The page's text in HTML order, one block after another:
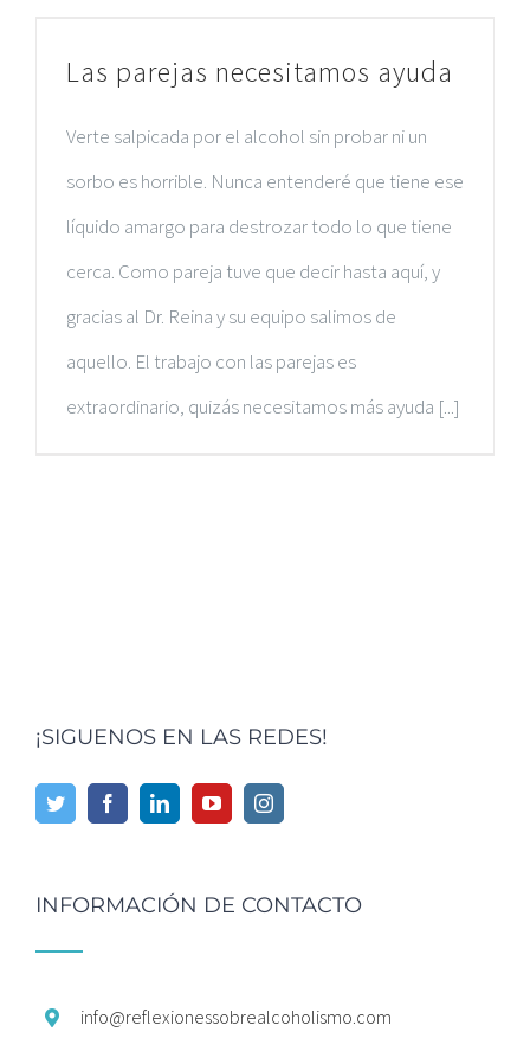
Las parejas necesitamos ayuda
Verte salpicada por el alcohol sin probar ni un
sorbo es horrible. Nunca entenderé que tiene ese
líquido amargo para destrozar todo lo que tiene
cerca. Como pareja tuve que decir hasta aquí, y
gracias al Dr. Reina y su equipo salimos de
aquello. El trabajo con las parejas es
extraordinario, quizás necesitamos más ayuda [...]
¡SIGUENOS EN LAS REDES!
INFORMACIÓN DE CONTACTO
info@reflexionessobrealcoholismo.com